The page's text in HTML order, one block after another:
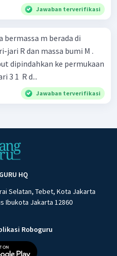
Jawaban terverifikasi
bermassa m berada di
jari R dan massa bumi M .
dipindahkan ke permukaan
3 1 ​ R d...
Jawaban terverifikasi
HQ
Selatan, Tebet, Kota Jakarta
Ibukota Jakarta 12860
Roboguru